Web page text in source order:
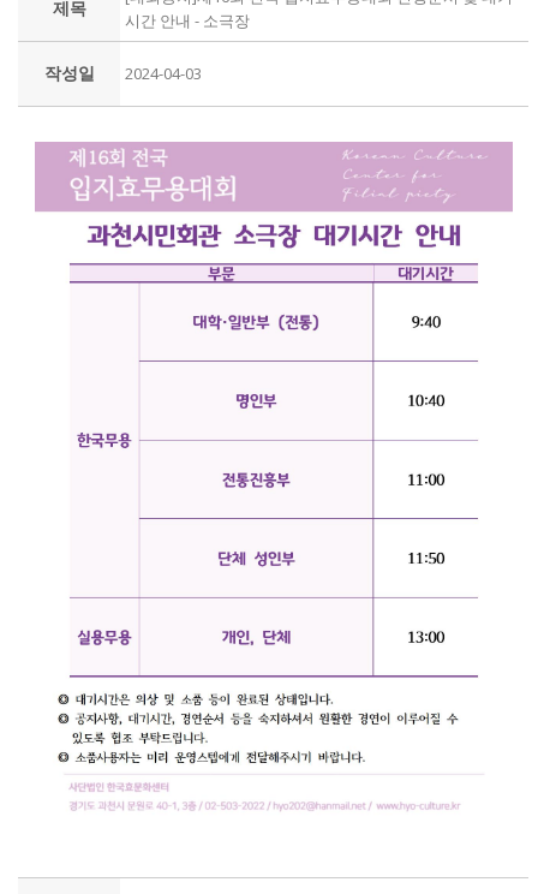
제목
시간 안내 - 소극장
작성일 2024-04-03